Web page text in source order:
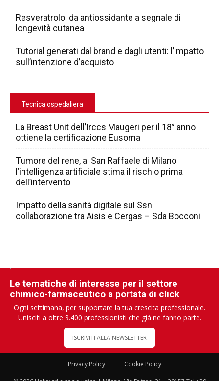
Resveratrolo: da antiossidante a segnale di
longevità cutanea
Tutorial generati dal brand e dagli utenti: l’impatto
sull’intenzione d’acquisto
Tecnica ospedaliera
La Breast Unit dell’Irccs Maugeri per il 18° anno
ottiene la certificazione Eusoma
Tumore del rene, al San Raffaele di Milano
l’intelligenza artificiale stima il rischio prima
dell’intervento
Impatto della sanità digitale sul Ssn:
collaborazione tra Aisis e Cergas – Sda Bocconi
Le tematiche di interesse per il settore
chimico-farmaceutico a portata di click
Ogni settimana, per supportare la tua crescita professionale.
Unisciti a oltre 8.400 professionisti che già ne fanno parte.
ISCRIVITI ALLA NEWSLETTER
Privacy Policy Cookie Policy